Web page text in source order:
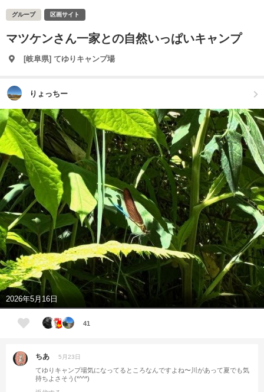
グループ 区画サイト
マツケンさん一家との自然いっぱいキャンプ
[岐阜県] てゆりキャンプ場
りょっちー
2026年5月16日
41
ちあ 5月23日
てゆりキャンプ場気になってるところなんですよね〜川があって夏でも気
持ちよさそう(*^^*)